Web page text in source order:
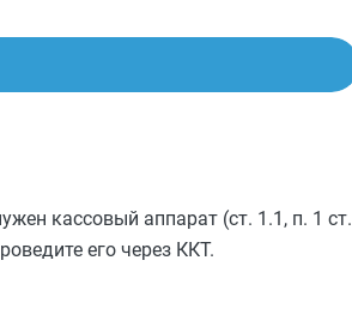
кассовый аппарат (ст. 1.1, п. 1 ст.
его через ККТ.